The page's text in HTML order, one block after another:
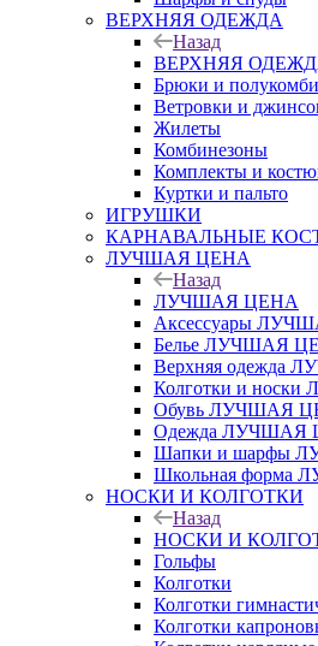
ВЕРХНЯЯ ОДЕЖДА
Назад
ВЕРХНЯЯ
Брюки и
Ветровки и
Жилеты
Комбинезоны
Комплекты и
Куртки и пальто
ИГРУШКИ
КАРНАВАЛЬНЫЕ
ЛУЧШАЯ ЦЕНА
Назад
ЛУЧШАЯ ЦЕНА
Аксессуары
Белье ЛУЧШАЯ
Верхняя одежда
Колготки и
Обувь ЛУЧШАЯ
Одежда ЛУЧШАЯ
Шапки и шарфы
Школьная форма
НОСКИ И КОЛГОТКИ
Назад
НОСКИ И
Гольфы
Колготки
Колготки
Колготки